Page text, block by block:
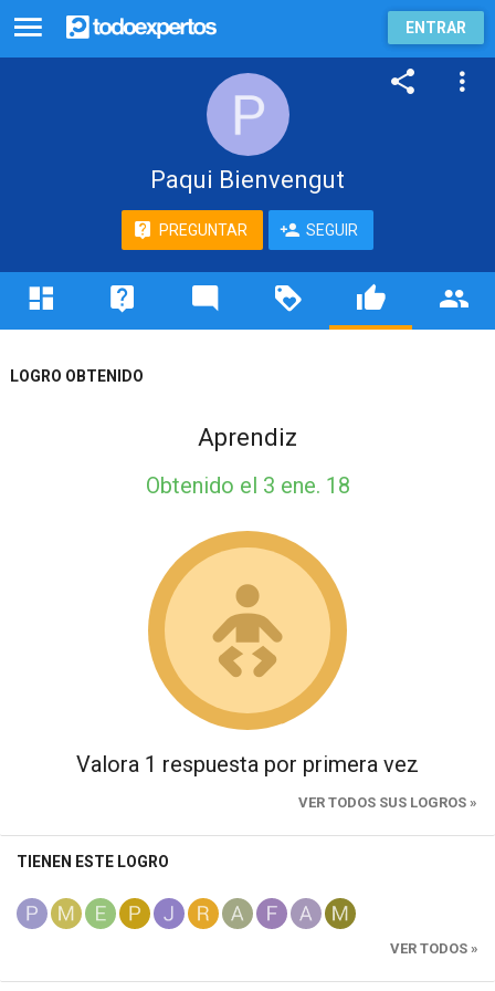
ENTRAR
Paqui Bienvengut
PREGUNTAR SEGUIR
LOGRO OBTENIDO
Aprendiz
Obtenido el 3 ene. 18
Valora 1 respuesta por primera vez
VER TODOS SUS LOGROS »
TIENEN ESTE LOGRO
VER TODOS »